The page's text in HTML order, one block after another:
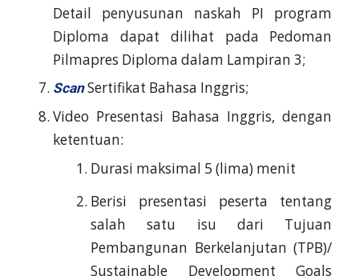
Detail penyusunan naskah PI program
Diploma dapat dilihat pada Pedoman
Pilmapres Diploma dalam Lampiran 3;
ScanSertifikat Bahasa Inggris;
Video Presentasi Bahasa Inggris, dengan
ketentuan:
Durasi maksimal 5 (lima) menit
Berisi presentasi peserta tentang
salah satu isu dari Tujuan
Pembangunan Berkelanjutan (TPB)/
Sustainable Development Goals